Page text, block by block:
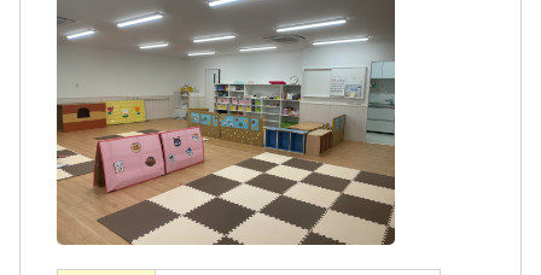
し、子どもたちが自由に自分らしさを表現で
きるような場となるよう、保育士全員で一生
懸命サポートています。
子育て中の女性が幅広く活躍しています！
経験や年齢は問いません。未経験の方はしっ
かりフォローしますし、経験者の方はぜひ経
験値を活かしてご活躍ください。